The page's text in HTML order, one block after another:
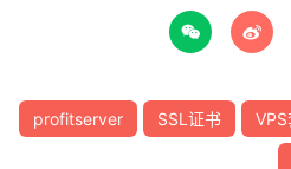
 
profitserver SSL证书